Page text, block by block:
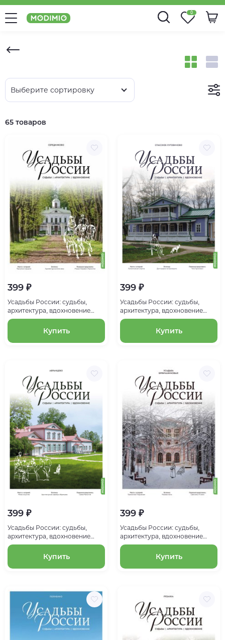
0
65 товаров
Выберите сортировку
399 ₽
Усадьбы России: судьбы,
архитектура, вдохновение
№23, Усадьба Середниково
Купить
399 ₽
Усадьбы России: судьбы,
архитектура, вдохновение
№22, Усадьба Спасское-
ЛутовиновоКупить
399 ₽
Усадьбы России: судьбы,
архитектура, вдохновение
№21, Усадьба Абрамцево
Купить
399 ₽
Усадьбы России: судьбы,
архитектура, вдохновение
№20, Усадьба Брянчаниновых
Купить